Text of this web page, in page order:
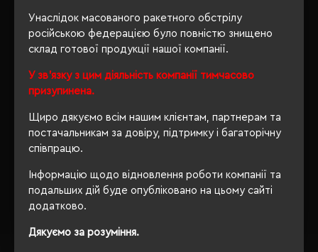
Унаслідок масованого ракетного обстрілу
російською федерацією було повністю знищено
склад готової продукції нашої компанії.
У зв'язку з цим діяльність компанії тимчасово
призупинена.
Щиро дякуємо всім нашим клієнтам, партнерам та
постачальникам за довіру, підтримку і багаторічну
співпрацю.
Інформацію щодо відновлення роботи компанії та
подальших дій буде опубліковано на цьому сайті
додатково.
Дякуємо за розуміння.
ВІДГУКИ
РЕКОМЕНДУЄМО